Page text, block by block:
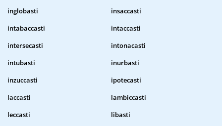
inglobasti
insaccasti
intabaccasti
intaccasti
intersecasti
intonacasti
intubasti
inurbasti
inzuccasti
ipotecasti
laccasti
lambiccasti
leccasti
libasti